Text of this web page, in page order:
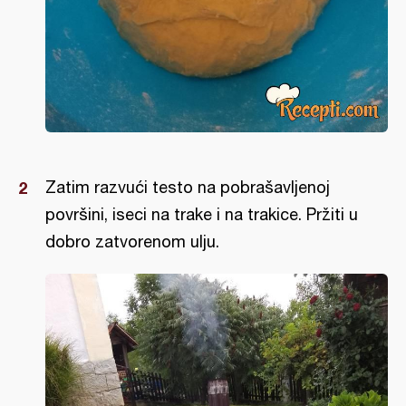
Zatim razvući testo na pobrašavljenoj
površini, iseci na trake i na trakice. Pržiti u
dobro zatvorenom ulju.